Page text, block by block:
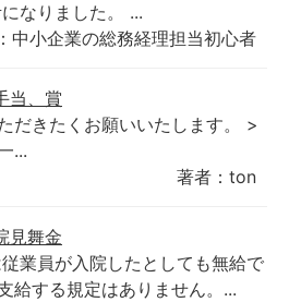
なりました。 ...
中小企業の総務経理担当初心者
当、賞
だきたくお願いいたします。 >
...
著者：ton
見舞金
業員が入院したとしても無給で
給する規定はありません。...